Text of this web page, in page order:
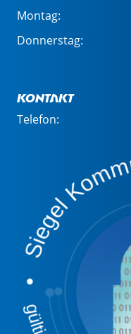
Montag:
Donnerstag:
Kontakt
Telefon: